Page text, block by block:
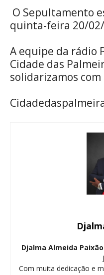
O Sepultamento
quinta-feira 20/
A equipe da rádio
Cidade das
solidarizamos
Djalma Almeida Paixão
Com muita dedicação e